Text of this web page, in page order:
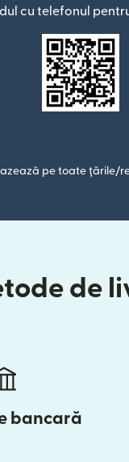
cu telefonul
pe toate țările/
de
bancară